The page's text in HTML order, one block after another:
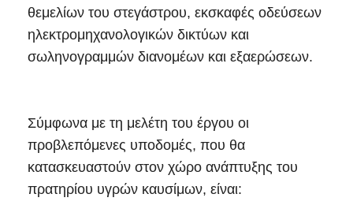
θεμελίων του στεγάστρου, εκσκαφές οδεύσεων
ηλεκτρομηχανολογικών δικτύων και
σωληνογραμμών διανομέων και εξαερώσεων.
Σύμφωνα με τη μελέτη του έργου οι
προβλεπόμενες υποδομές, που θα
κατασκευαστούν στον χώρο ανάπτυξης του
πρατηρίου υγρών καυσίμων, είναι: